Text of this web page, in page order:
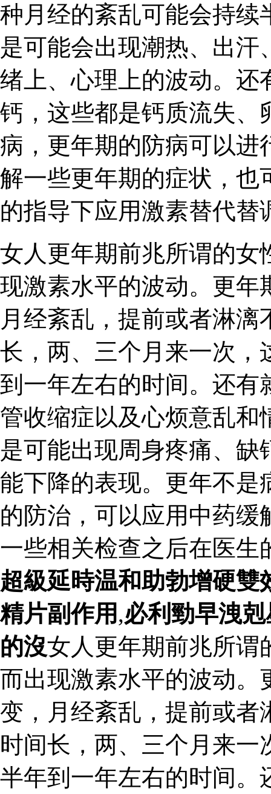
种月经的紊乱可能会持续
是可能会出现潮热、出
绪上、心理上的波动。还
钙，这些都是钙质流失、
病，更年期的防病可以进
解一些更年期的症状，也
的指导下应用激素替代替
女人更年期前兆所谓的女
现激素水平的波动。更年
月经紊乱，提前或者淋
长，两、三个月来一次，
到一年左右的时间。还有
管收缩症以及心烦意乱和
是可能出现周身疼痛、
能下降的表现。更年不是
的防治，可以应用中药
一些相关检查之后在医生
超級延時温和助勃增硬雙
精片副作用 ,必利勁早洩剋
的沒女人更年期前兆所谓
而出现激素水平的波动。
变，月经紊乱，提前或者
时间长，两、三个月来
半年到一年左右的时间。